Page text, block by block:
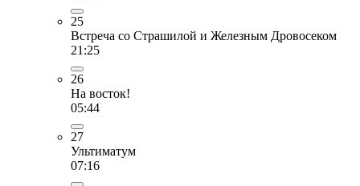
25
Встреча со Страшилой и Железным Дровосеком
21:25
26
На восток!
05:44
27
Ультиматум
07:16